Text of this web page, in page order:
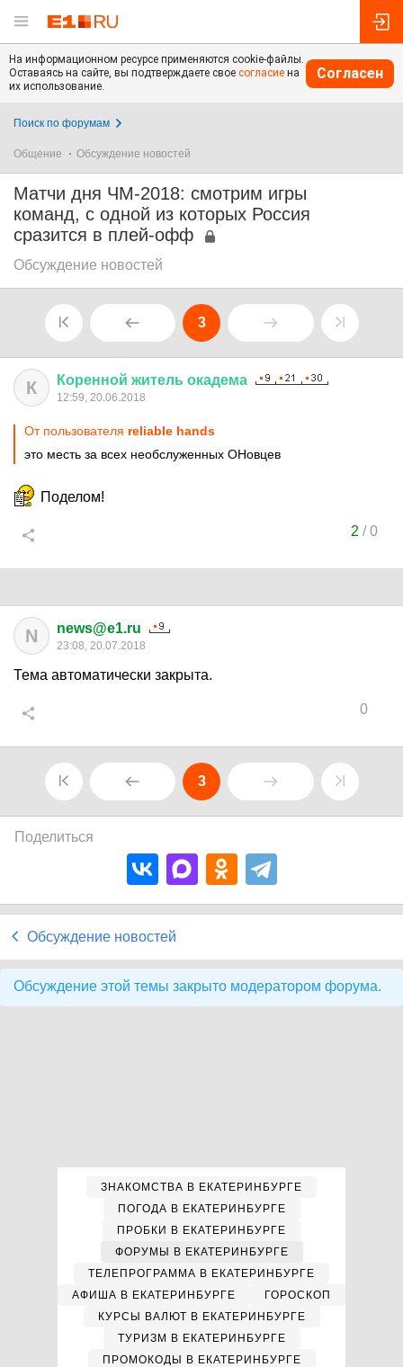
На информационном ресурсе применяются cookie-файлы.
Оставаясь на сайте, вы подтверждаете свое согласие на
их использование.
Согласен
Поиск по форумам
Общение Обсуждение новостей
Матчи дня ЧМ-2018: смотрим игры
команд, с одной из которых Россия
сразится в плей-офф
Обсуждение новостей
3
К Коренной житель окадема
12:59, 20.06.2018
От пользователя reliable hands
это месть за всех необслуженных ОНовцев
Поделом!
2 /0
N news@e1.ru
23:08, 20.07.2018
Тема автоматически закрыта.
0
3
Поделиться
Обсуждение новостей
Обсуждение этой темы закрыто модератором форума.
ЗНАКОМСТВА В ЕКАТЕРИНБУРГЕ
ПОГОДА В ЕКАТЕРИНБУРГЕ
ПРОБКИ В ЕКАТЕРИНБУРГЕ
ФОРУМЫ В ЕКАТЕРИНБУРГЕ
ТЕЛЕПРОГРАММА В ЕКАТЕРИНБУРГЕ
АФИША В ЕКАТЕРИНБУРГЕ
ГОРОСКОП
КУРСЫ ВАЛЮТ В ЕКАТЕРИНБУРГЕ
ТУРИЗМ В ЕКАТЕРИНБУРГЕ
ПРОМОКОДЫ В ЕКАТЕРИНБУРГЕ